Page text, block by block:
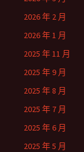
2026 年 2 月
2026 年 1 月
2025 年 11 月
2025 年 9 月
2025 年 8 月
2025 年 7 月
2025 年 6 月
2025 年 5 月